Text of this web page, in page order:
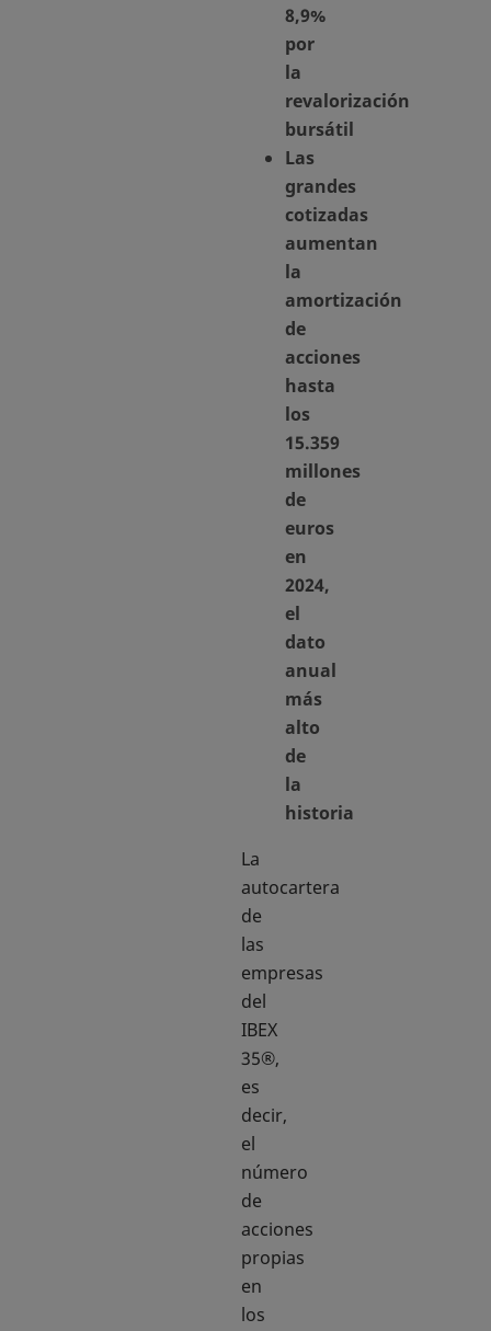
8,9%
por
la
revalorización
bursátil
Las
grandes
cotizadas
aumentan
la
amortización
de
acciones
hasta
los
15.359
millones
de
euros
en
2024,
el
dato
anual
más
alto
de
la
historia
La
autocartera
de
las
empresas
del
IBEX
35®,
es
decir,
el
número
de
acciones
propias
en
los